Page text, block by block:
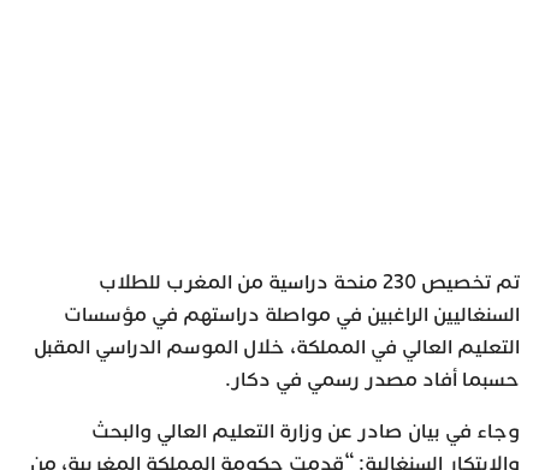
تم تخصيص 230 منحة دراسية من المغرب للطلاب
السنغاليين الراغبين في مواصلة دراستهم في مؤسسات
التعليم العالي في المملكة، خلال الموسم الدراسي المقبل
حسبما أفاد مصدر رسمي في دكار.
وجاء في بيان صادر عن وزارة التعليم العالي والبحث
والابتكار السنغالية: “قدمت حكومة المملكة المغربية، من